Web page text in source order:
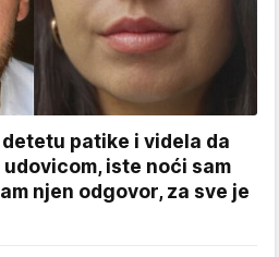
detetu patike i videla da
udovicom, iste noći sam
njen odgovor, za sve je